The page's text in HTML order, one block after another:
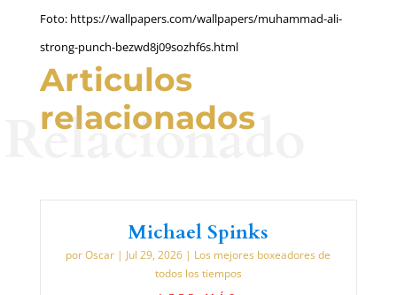
Foto: https://wallpapers.com/wallpapers/muhammad-ali-
strong-punch-bezwd8j09sozhf6s.html
Articulos
relacionados
Relacionado
Michael Spinks
porOscar | Jul 29, 2026 | Los mejores boxeadores de
todos los tiempos